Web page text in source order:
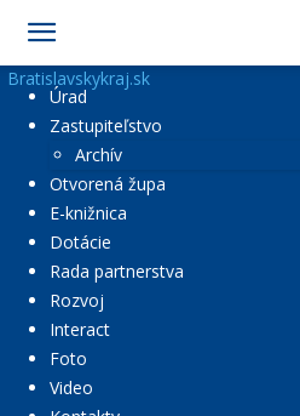
Bratislavskykraj.sk
Úrad
Zastupiteľstvo
Archív
Otvorená župa
E-knižnica
Dotácie
Rada partnerstva
Rozvoj
Interact
Foto
Video